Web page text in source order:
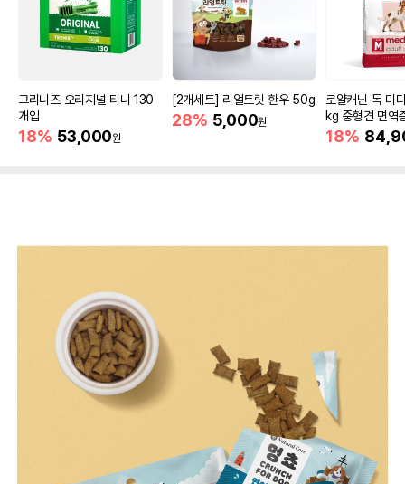
그리니즈 오리지널 티니 130
개입
18% 53,000원
[2개세트] 리얼트릿 한우 50g
28% 5,000원
로얄캐닌 독 미
kg 중형견 면역
18%